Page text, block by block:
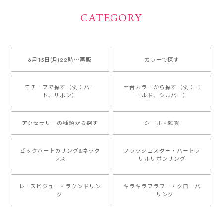
CATEGORY
6月15日(月)22時〜再販 カラーで探す
モチーフで探す（例：ハー
ト、リボン）
土台カラーから探す（例：ゴ
ールド、シルバー）
アクセサリーの種類から探す シール・雑貨
ビックハートのリング&ネック
レス
フラッシュスター・ハートフ
リルリボンリング
レースビジュー・ラウンドリン
グ
キラキラフラワー・クローバ
ーリング